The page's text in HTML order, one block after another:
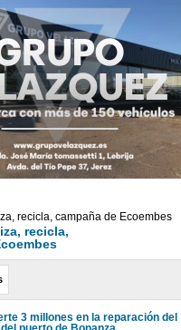
recicla,
3 millones en la reparación del